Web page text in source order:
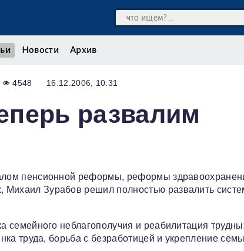
Новости Архив
4548 16.12.2006, 10:31
развалим
пенсионной реформы, реформы
Зурабов решил полностью развалить
семейного неблагополучия и реабилитация
труда, борьба с безработицей и укрепление